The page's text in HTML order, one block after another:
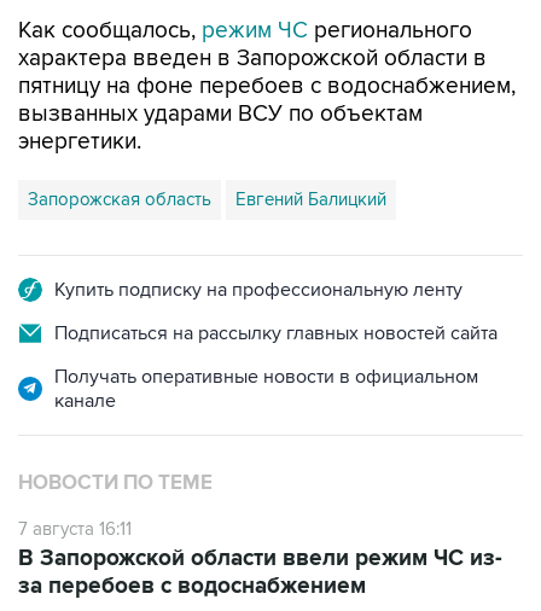
Как сообщалось, режим ЧС регионального
характера введен в Запорожской области в
пятницу на фоне перебоев с водоснабжением,
вызванных ударами ВСУ по объектам
энергетики.
Запорожская область Евгений Балицкий
Купить подписку на профессиональную ленту
Подписаться на рассылку главных новостей сайта
Получать оперативные новости в официальном
канале
НОВОСТИ ПО ТЕМЕ
7 августа 16:11
В Запорожской области ввели режим ЧС из-
за перебоев с водоснабжением